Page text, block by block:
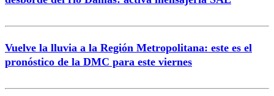
Enviar comentario
Vuelve la lluvia a la Región Metropolitana: este es el
pronóstico de la DMC para este viernes